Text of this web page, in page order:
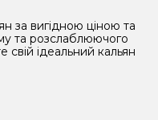
за вигідною ціною та
та розслаблюючого
свій ідеальний кальян